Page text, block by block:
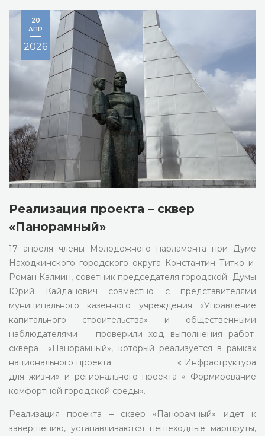
Реализация проекта – сквер
«Панорамный»
17 апреля члены Молодежного парламента при Думе
Находкинского городского округа Константин Титко и
Роман Калмин, советник председателя городской Думы
Юрий Кайданович совместно с представителями
муниципального казенного учреждения «Управление
капитального строительства» и общественными
наблюдателями проверили ход выполнения работ
сквера «Панорамный», который реализуется в рамках
национального проекта « Инфраструктура
для жизни» и регионального проекта « Формирование
комфортной городской среды».
Реализация проекта – сквер «Панорамный» идет к
завершению, устанавливаются пешеходные маршруты,
20
АПР
2026